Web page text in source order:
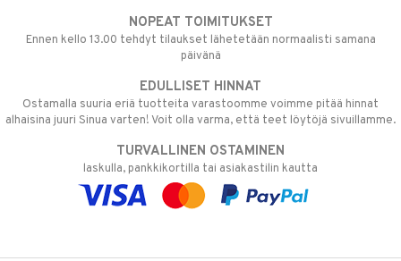
NOPEAT TOIMITUKSET
Ennen kello 13.00 tehdyt tilaukset lähetetään normaalisti samana
päivänä
EDULLISET HINNAT
Ostamalla suuria eriä tuotteita varastoomme voimme pitää hinnat
alhaisina juuri Sinua varten! Voit olla varma, että teet löytöjä sivuillamme.
TURVALLINEN OSTAMINEN
laskulla, pankkikortilla tai asiakastilin kautta